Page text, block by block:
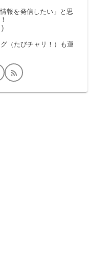
報を発信したい」と思
)
（たびチャリ！）も運